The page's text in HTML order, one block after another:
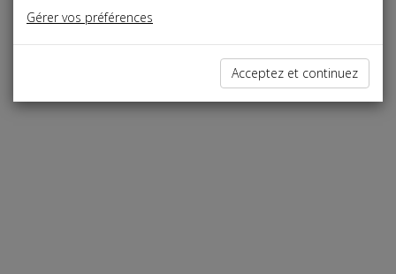
Espace réservé
Ce contenu est réservé aux Clients
Si vous êtes client, saisissez votre identifiant et votre mot de
Gérer vos préférences
Acceptez et continuez